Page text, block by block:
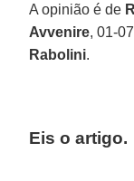
A opinião é de
Avvenire, 01-
Rabolini.
Eis o artigo.